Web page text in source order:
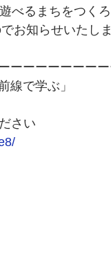
べるまちをつく
お知らせいたし
ーーーーーーー
線で学ぶ」
さい